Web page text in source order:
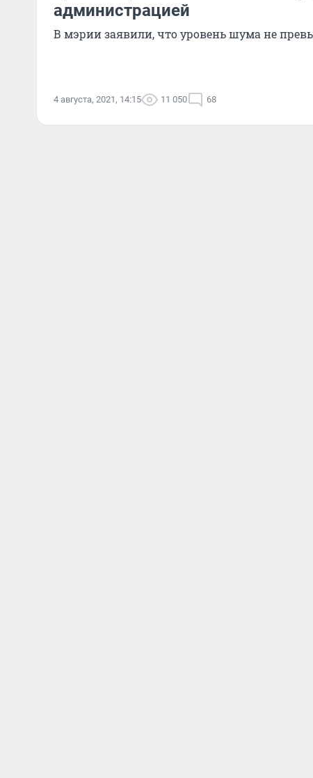
администрацией
В мэрии заявили, что уровень шума не
4 августа, 2021, 14:15 11 050 68